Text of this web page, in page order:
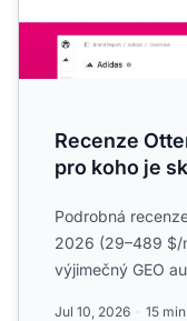
Recenze
pro koho je
Podrobná
2026 (29–489 $/
výjimečný GEO
Jul 10, 2026 15